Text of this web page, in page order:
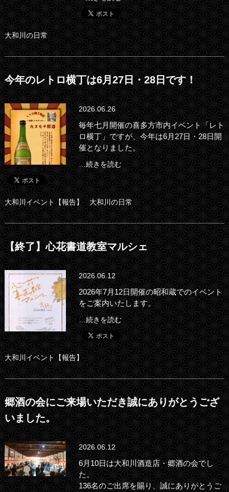
大和川の日常
今年のレトロ横丁は6月27日・28日です！
2026.06.26
毎年七月開催の喜多方市内イベント「レト
ロ横丁」ですが、今年は6月27日・28日開
催となりました。
…続きを読む
大和川イベント【報告】 大和川の日常
【終了】心花書道教室マルシェ
2026.06.12
2026年7月12日開催の昭和蔵でのイベント
をご案内いたします。
…続きを読む
大和川イベント【報告】
郷酒の会にご来場いただき誠にありがとうござ
いました。
2026.06.12
6月10日は大和川酒造店・郷酒の会でし
た。
136名のご出席を賜り、誠にありがとうご